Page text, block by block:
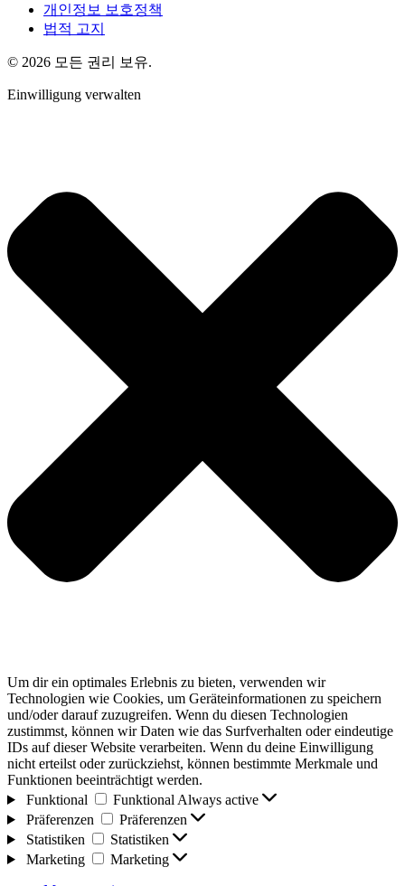
개인정보 보호정책
법적 고지
© 2026 모든 권리 보유.
Einwilligung verwalten
Um dir ein optimales Erlebnis zu bieten, verwenden wir
Technologien wie Cookies, um Geräteinformationen zu speichern
und/oder darauf zuzugreifen. Wenn du diesen Technologien
zustimmst, können wir Daten wie das Surfverhalten oder eindeutige
IDs auf dieser Website verarbeiten. Wenn du deine Einwilligung
nicht erteilst oder zurückziehst, können bestimmte Merkmale und
Funktionen beeinträchtigt werden.
Funktional
Funktional Always active
Präferenzen
Präferenzen
Statistiken
Statistiken
Marketing
Marketing